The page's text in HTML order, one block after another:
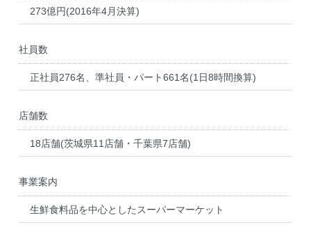
273億円(2016年4月決算)
社員数
正社員276名、準社員・パート661名(1日8時間換算)
店舗数
18店舗(茨城県11店舗・千葉県7店舗)
事業案内
生鮮食料品を中心としたスーパーマーケット